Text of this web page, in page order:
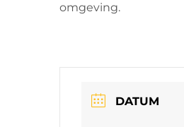
omgeving.
DATUM